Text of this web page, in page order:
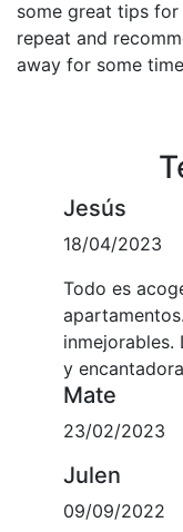
some great tips
repeat and
away for some
Jesús
18/04/2023
Todo es
inmejorables.
y
Mate
23/02/2023
Julen
09/09/2022